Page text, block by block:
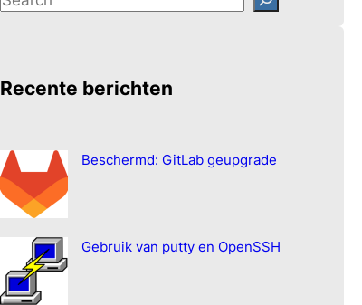
c
Recente berichten
Beschermd: GitLab geupgrade
Gebruik van putty en OpenSSH